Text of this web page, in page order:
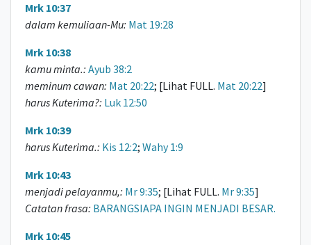
Mrk 10:37
dalam kemuliaan-Mu: Mat 19:28
Mrk 10:38
kamu minta.: Ayub 38:2
meminum cawan: Mat 20:22; [Lihat FULL. Mat 20:22]
harus Kuterima?: Luk 12:50
Mrk 10:39
harus Kuterima.: Kis 12:2; Wahy 1:9
Mrk 10:43
menjadi pelayanmu,: Mr 9:35; [Lihat FULL. Mr 9:35]
Catatan frasa: BARANGSIAPA INGIN MENJADI BESAR.
Mrk 10:45